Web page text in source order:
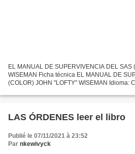
EL MANUAL DE SUPERVIVENCIA DEL SAS
WISEMAN Ficha técnica EL MANUAL DE
(COLOR) JOHN "LOFTY" WISEMAN Idioma:
eBook...
LAS ÓRDENES leer el libro
Publié le 07/11/2021 à 23:52
Par nkewivyck